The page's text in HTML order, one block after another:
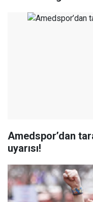
Amedspor’dan
uyarısı!